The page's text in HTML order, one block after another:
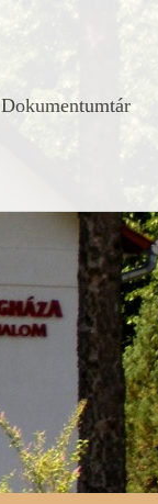
Dokumentumtár